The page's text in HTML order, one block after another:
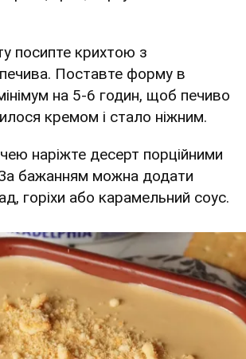
посипте крихтою з
Поставте форму в
на 5-6 годин, щоб печиво
кремом і стало ніжним.
наріжте десерт порційними
бажанням можна додати
горіхи або карамельний соус.